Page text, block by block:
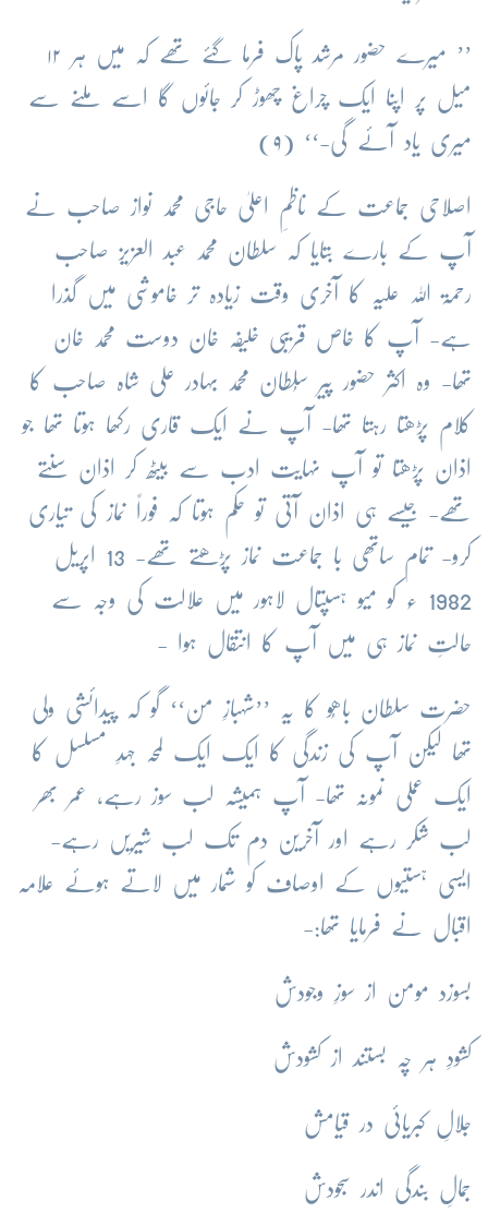
’’ میرے حضور مرشد پاک فرما گئے تھے کہ میں ہر ۱۲
میل پر اپنا ایک چراغ چھوڑ کر جائوں گا اسے ملنے سے
میری یاد آئے گی-‘‘ (۹)
اصلاحی جماعت کے ناظمِ اعلیٰ حاجی محمد نواز صاحب نے
آپ کے بارے بتایا کہ سلطان محمد عبد العزیز صاحب
رحمۃ اللہ علیہ کا آخری وقت زیادہ تر خاموشی میں گذرا
ہے- آپ کا خاص قریبی خلیفہ خان دوست محمد خان
تھا- وہ اکثر حضور پیر سُلطان محمد بہادر علی شاہ صاحب کا
کلام پڑھتا رہتا تھا- آپ نے ایک قاری رکھا ہوتا تھا جو
اذان پڑھتا تو آپ نہایت ادب سے بیٹھ کر اذان سنتے
تھے- جیسے ہی اذان آتی تو حکم ہوتا کہ فوراً نماز کی تیاری
کرو- تمام ساتھی با جماعت نماز پڑھتے تھے- 13 اپریل
1982 ء کو میو ہسپتال لاہور میں علالت کی وجہ سے
حالتِ نماز ہی میں آپ کا انتقال ہوا -
حضرت سلطان باھُو کا یہ ’’شہبازِ من‘‘ گو کہ پیدائشی ولی
تھا لیکن آپ کی زندگی کا ایک ایک لمحہ جہدِ مسلسل کا
ایک عملی نمونہ تھا- آپ ہمیشہ لب سوز رہے، عمر بھر
لب شکر رہے اور آخرین دم تک لب شیریں رہے-
ایسی ہستیوں کے اوصاف کو شمار میں لاتے ہوئے علامہ
اقبال نے فرمایا تھا:-
بسوزد مومن از سوزِ وجودش
کشودِ ہر چہ بستند از کشودش
جلالِ کبریائی در قیامش
جمالِ بندگی اندر سجودش